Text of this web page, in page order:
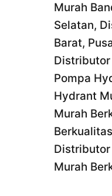
Murah
Selatan,
Barat,
Distributor
Pompa
Hydrant
Murah
Distributor
Murah